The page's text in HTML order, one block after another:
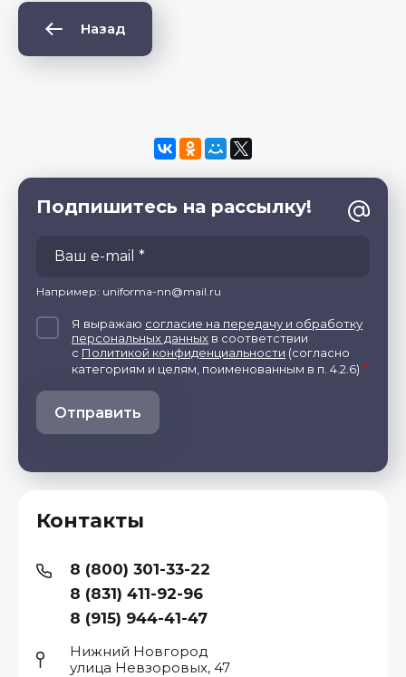
Назад
Контакты
8 (800) 301-33-22
8 (831) 411-92-96
8 (915) 944-41-47
Нижний Новгород
улица Невзоровых, 47
Подпишитесь на рассылку!
Например: uniforma-nn@mail.ru
Я выражаю согласие на передачу и обработку
персональных данных в соответствии
с Политикой конфиденциальности (согласно
категориям и целям, поименованным в п. 4.2.6) *
Отправить